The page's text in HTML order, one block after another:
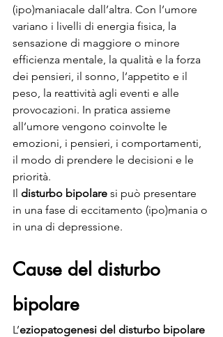
(ipo)maniacale dall’altra. Con l’umore
variano i livelli di energia fisica, la
sensazione di maggiore o minore
efficienza mentale, la qualità e la forza
dei pensieri, il sonno, l’appetito e il
peso, la reattività agli eventi e alle
provocazioni. In pratica assieme
all’umore vengono coinvolte le
emozioni, i pensieri, i comportamenti,
il modo di prendere le decisioni e le
priorità.
Il disturbo bipolare si può presentare
in una fase di eccitamento (ipo)mania o
in una di depressione.
Cause del disturbo
bipolare
L’eziopatogenesi del disturbo bipolare